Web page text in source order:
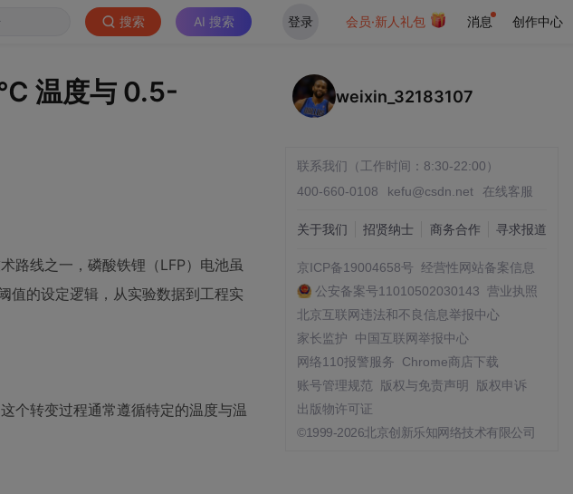
搜索 AI 搜索 登录 会员·新人礼包 消息 创作中心
温度与 0.5-
路线之一，磷酸铁锂（LFP）电池虽
值的设定逻辑，从实验数据到工程实
个转变过程通常遵循特定的温度与温
weixin_32183107
联系我们（工作时间：8:30-22:00）
400-660-0108
kefu@csdn.net 在线客服
关于我们 招贤纳士 商务合作 寻求报道
京ICP备19004658号 经营性网站备案信息
公安备案号11010502030143 营业执照
北京互联网违法和不良信息举报中心
家长监护
中国互联网举报中心
网络110报警服务
Chrome商店下载
账号管理规范
版权与免责声明
版权申诉
出版物许可证
©1999-2026北京创新乐知网络技术有限公司